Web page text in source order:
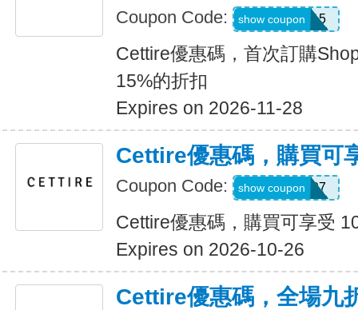
Coupon Code: APP15
show coupon
Cettire優惠碼，首次訂購
15%的折扣
Expires on 2026-11-28
Cettire優惠碼，購買可
Coupon Code: G130007
show coupon
Cettire優惠碼，購買可享受
Expires on 2026-10-26
Cettire優惠碼，全場九